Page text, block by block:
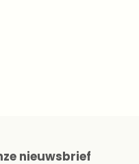
nieuwsbrief